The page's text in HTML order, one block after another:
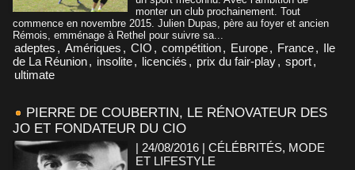
monter un club prochainement. Tout
commence en novembre 2015. Julien Dupas, père au foyer et ancien
Rémois, emménage à Rethel pour suivre sa...
adeptes , Amériques , CIO , compétition, Europe, France, Ile
de La Réunion, insolite, licenciés , prix du fair-play, sport,
ultimate
PIERRE DE COUBERTIN, LE RÉNOVATEUR DES
JO ET FONDATEUR DU CIO
| 24/08/2016 | CÉLÉBRITÉS, MODE
ET LIFESTYLE